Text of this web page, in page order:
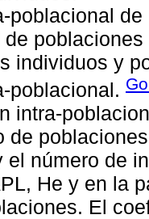
poblacional
individuos y
poblacional.
intra-
de
el número de
He y en la
El